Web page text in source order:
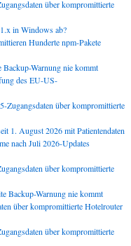
über kompromittierte
in Windows ab?
Hunderte npm-Pakete
Warnung nie kommt
des EU-US-
über kompromittierte
1. August 2026 mit Patientendaten
nach Juli 2026-Updates
über kompromittierte
Backup-Warnung nie kommt
über kompromittierte Hotelrouter
über kompromittierte